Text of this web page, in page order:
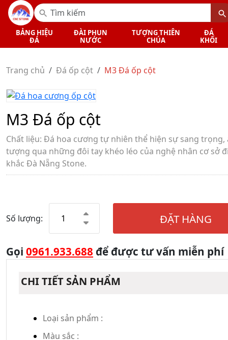
BẢNG HIỆU
ĐÁ
ĐÀI PHUN
NƯỚC
TƯỢNG THIÊN
CHÚA
ĐÁ
KHỐI
Trang chủ Đá ốp cột M3 Đá ốp cột
M3 Đá ốp cột
Chất liệu: Đá hoa cương tự nhiên thể hiện sự sang trọng,
tượng qua những đôi tay khéo léo của nghệ nhân cơ sở
khắc Đà Nẵng Stone.
Số lượng: ĐẶT HÀNG
Gọi 0961.933.688 để được tư vấn miễn phí
CHI TIẾT SẢN PHẨM
Loại sản phẩm :
Màu sắc :